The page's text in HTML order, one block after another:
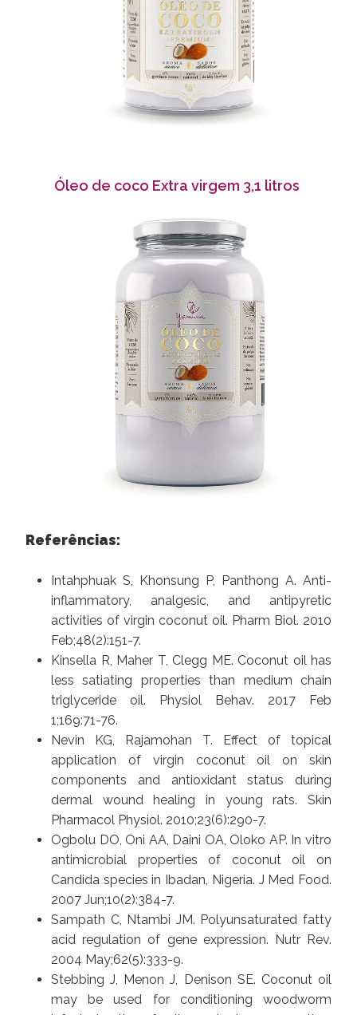
Óleo de coco Extra virgem 3,1 litros
Referências:
Intahphuak S, Khonsung P, Panthong A. Anti-
inflammatory, analgesic, and antipyretic
activities of virgin coconut oil. Pharm Biol. 2010
Feb;48(2):151-7.
Kinsella R, Maher T, Clegg ME. Coconut oil has
less satiating properties than medium chain
triglyceride oil. Physiol Behav. 2017 Feb
1;169:71-76.
Nevin KG, Rajamohan T. Effect of topical
application of virgin coconut oil on skin
components and antioxidant status during
dermal wound healing in young rats. Skin
Pharmacol Physiol. 2010;23(6):290-7.
Ogbolu DO, Oni AA, Daini OA, Oloko AP. In vitro
antimicrobial properties of coconut oil on
Candida species in Ibadan, Nigeria. J Med Food.
2007 Jun;10(2):384-7.
Sampath C, Ntambi JM. Polyunsaturated fatty
acid regulation of gene expression. Nutr Rev.
2004 May;62(5):333-9.
Stebbing J, Menon J, Denison SE. Coconut oil
may be used for conditioning woodworm